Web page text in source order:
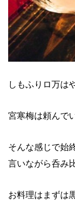
しもふりロ万は
宮寒梅は頼んで
そんな感じで始
言いながら呑み
お料理はまずは